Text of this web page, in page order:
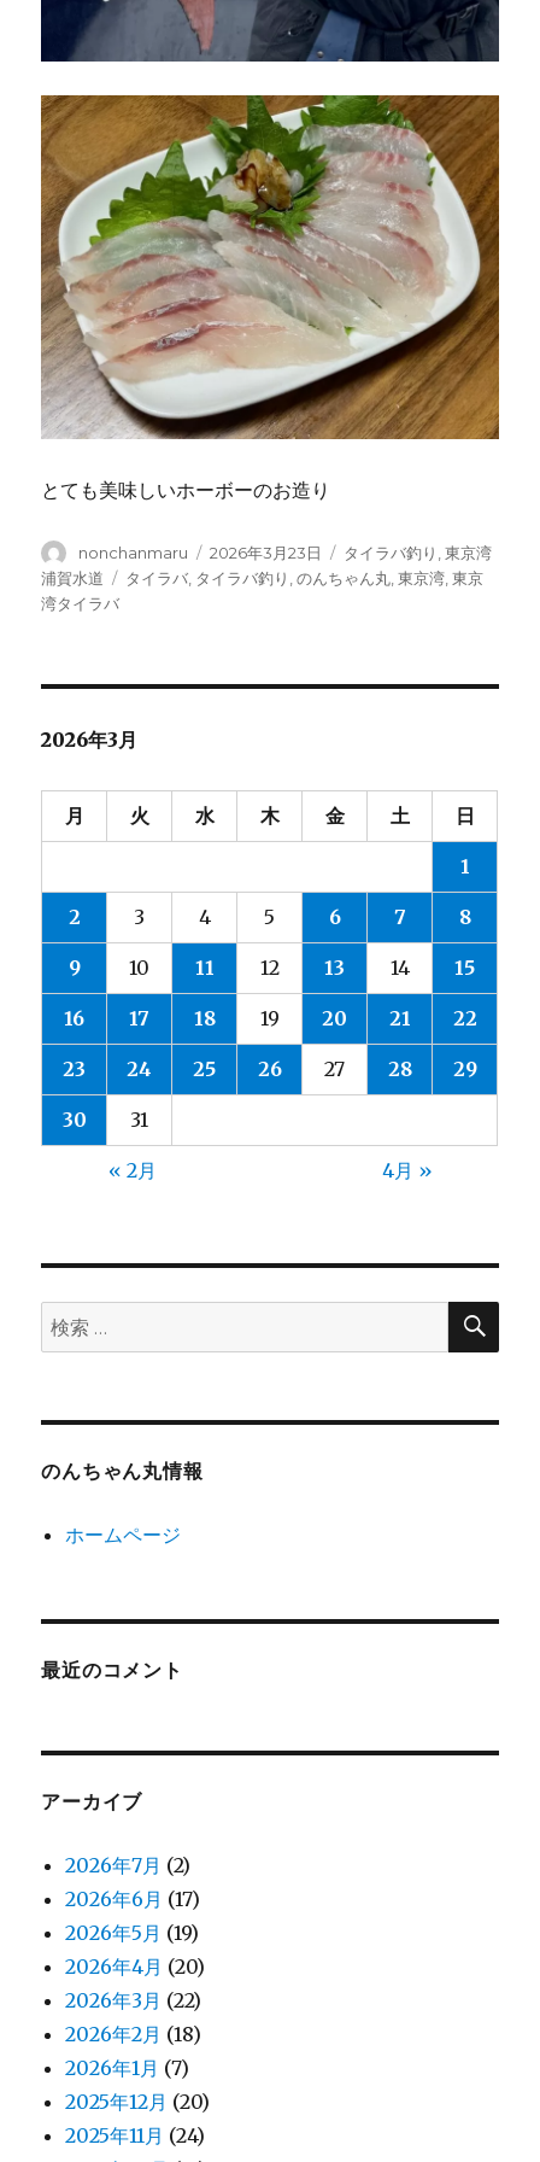
とても美味しいホーボーのお造り
投
稿
者
nonchanmaru
投
稿
2026年3月23日
カ
テ
タイラバ釣り ,東京湾
浦賀水道
タ
タイラバ タイラバ釣り ,のんちゃん丸 ,東京湾 ,東京
湾タイラバ
2026年3月
月 火 水 木 金 土 日
1
2 3 4 5 6 7 8
9 10 11 12 13 14 15
16 17 18 19 20 21 22
23 24 25 26 27 28 29
30 31
« 2月 4月 »
検
索:
検
のんちゃん丸情報
ホームページ
最近のコメント
アーカイブ
2026年7月 (2)
2026年6月 (17)
2026年5月 (19)
2026年4月 (20)
2026年3月 (22)
2026年2月 (18)
2026年1月 (7)
2025年12月 (20)
2025年11月 (24)